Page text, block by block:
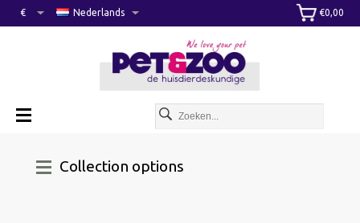
€0,00
Nederlands
€
Collection options